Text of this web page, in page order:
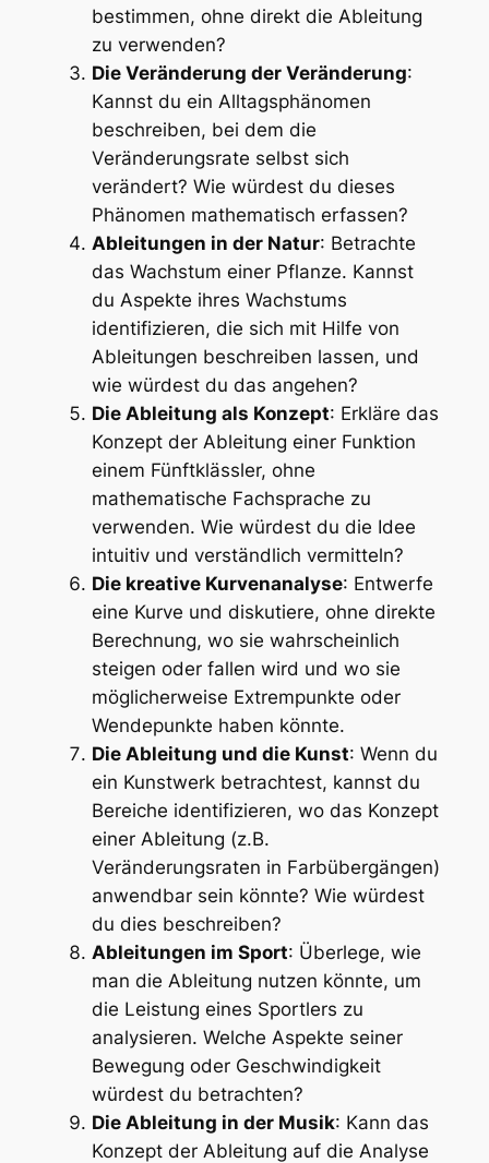
bestimmen, ohne direkt die Ableitung
zu verwenden?
Die Veränderung der Veränderung:
Kannst du ein Alltagsphänomen
beschreiben, bei dem die
Veränderungsrate selbst sich
verändert? Wie würdest du dieses
Phänomen mathematisch erfassen?
Ableitungen in der Natur: Betrachte
das Wachstum einer Pflanze. Kannst
du Aspekte ihres Wachstums
identifizieren, die sich mit Hilfe von
Ableitungen beschreiben lassen, und
wie würdest du das angehen?
Die Ableitung als Konzept: Erkläre das
Konzept der Ableitung einer Funktion
einem Fünftklässler, ohne
mathematische Fachsprache zu
verwenden. Wie würdest du die Idee
intuitiv und verständlich vermitteln?
Die kreative Kurvenanalyse: Entwerfe
eine Kurve und diskutiere, ohne direkte
Berechnung, wo sie wahrscheinlich
steigen oder fallen wird und wo sie
möglicherweise Extrempunkte oder
Wendepunkte haben könnte.
Die Ableitung und die Kunst: Wenn du
ein Kunstwerk betrachtest, kannst du
Bereiche identifizieren, wo das Konzept
einer Ableitung (z.B.
Veränderungsraten in Farbübergängen)
anwendbar sein könnte? Wie würdest
du dies beschreiben?
Ableitungen im Sport: Überlege, wie
man die Ableitung nutzen könnte, um
die Leistung eines Sportlers zu
analysieren. Welche Aspekte seiner
Bewegung oder Geschwindigkeit
würdest du betrachten?
Die Ableitung in der Musik: Kann das
Konzept der Ableitung auf die Analyse